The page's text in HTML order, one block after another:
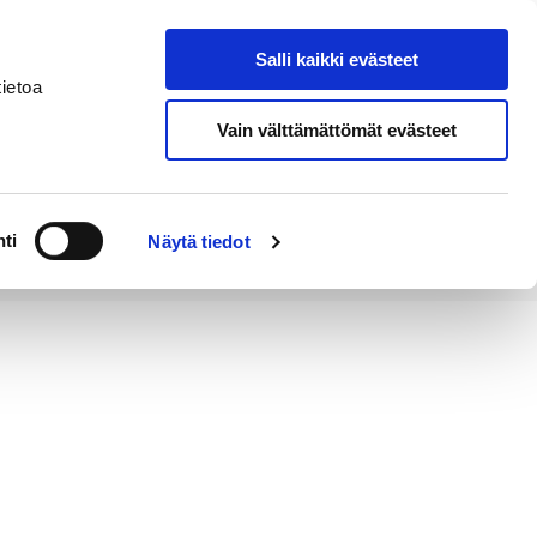
Näytä tiedot
Salli kaikki evästeet
Vain välttämättömät evästeet
Hae sivustolta